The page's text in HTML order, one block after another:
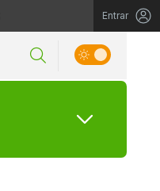
Entrar